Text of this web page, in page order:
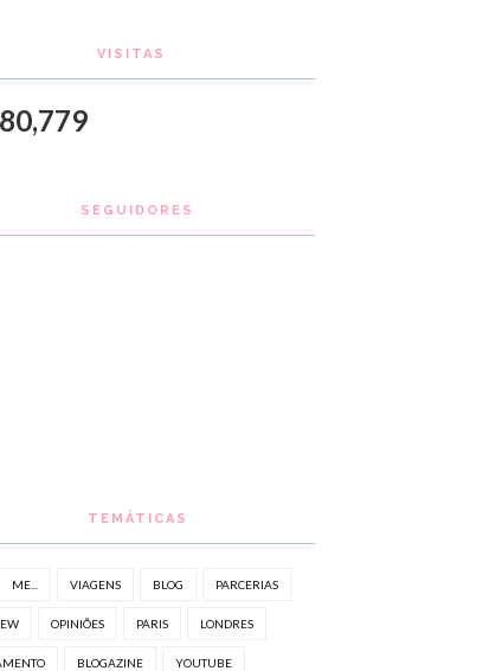
VISITAS
SEGUIDORES
TEMÁTICAS
ME... VIAGENS BLOG PARCERIAS
OPINIÕES PARIS LONDRES
BLOGAZINE YOUTUBE